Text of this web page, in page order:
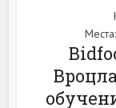
Места: